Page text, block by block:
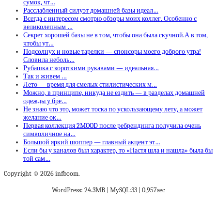
сумок, чт…
Расслабленный силуэт домашней базы идеал…
Всегда с интересом смотрю обзоры моих коллег. Особенно с
великолепным …
Секрет хорошей базы не в том, чтобы она была скучной.А в том,
чтобы ут…
Подсолнух и новые тарелки — спонсоры моего доброго утра!
Словила неболь…
Рубашка с короткими рукавами — идеальная…
Так и живем …
Лето — время для смелых стилистических м…
Можно, в принципе, никуда не ездить — в разделах домашней
одежды у бре…
Не знаю что это, может тоска по ускользающему лету, а может
желание ок…
Первая коллекция 2MOOD после ребрендинга получила очень
символичное на…
Большой яркий шоппер — главный акцент эт…
Если бы у каналов был характер, то «Настя шла и нашла» была бы
той сам…
Copyright © 2026 infboom.
WordPress: 24.3MB | MySQL:33 | 0,957sec